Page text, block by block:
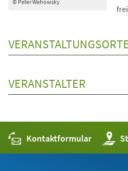
© Peter Wehowsky
frei
VERANSTALTER
Kontaktformular
in
einem